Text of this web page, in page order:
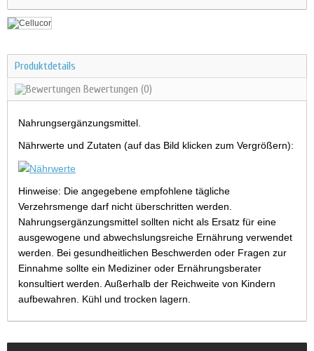
Produktdetails
Bewertungen (0)
Nahrungsergänzungsmittel.
Nährwerte und Zutaten (auf das Bild klicken zum Vergrößern):
Hinweise: Die angegebene empfohlene tägliche
Verzehrsmenge darf nicht überschritten werden.
Nahrungsergänzungsmittel sollten nicht als Ersatz für eine
ausgewogene und abwechslungsreiche Ernährung verwendet
werden. Bei gesundheitlichen Beschwerden oder Fragen zur
Einnahme sollte ein Mediziner oder Ernährungsberater
konsultiert werden. Außerhalb der Reichweite von Kindern
aufbewahren. Kühl und trocken lagern.